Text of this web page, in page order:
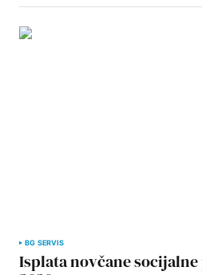
BG SERVIS
Isplata novčane